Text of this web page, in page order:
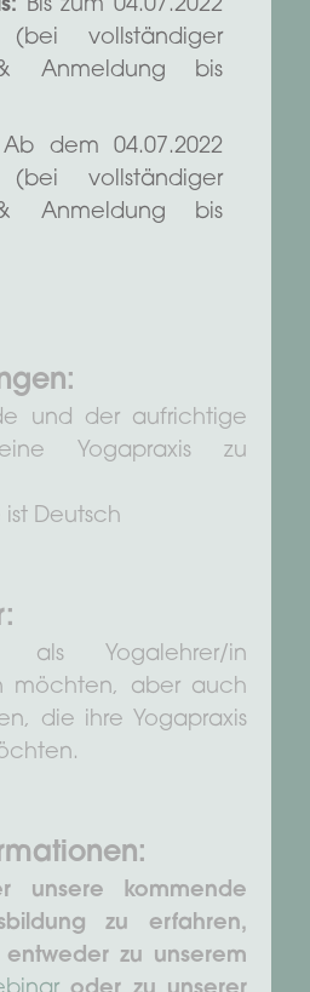
Bis zum 04.07.2022
vollständiger
Anmeldung bis
dem 04.07.2022
vollständiger
Anmeldung bis
und der aufrichtige
Yogapraxis zu
ist Deutsch
Yogalehrer/in
möchten, aber auch
die ihre Yogapraxis
unsere kommende
zu erfahren,
zu unserem